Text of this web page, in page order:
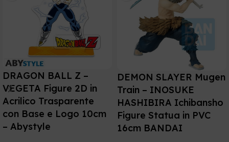
DRAGON BALL Z –
VEGETA Figure 2D in
Acrilico Trasparente
con Base e Logo 10cm
– Abystyle
DEMON SLAYER Mugen
Train – INOSUKE
HASHIBIRA Ichibansho
Figure Statua in PVC
16cm BANDAI